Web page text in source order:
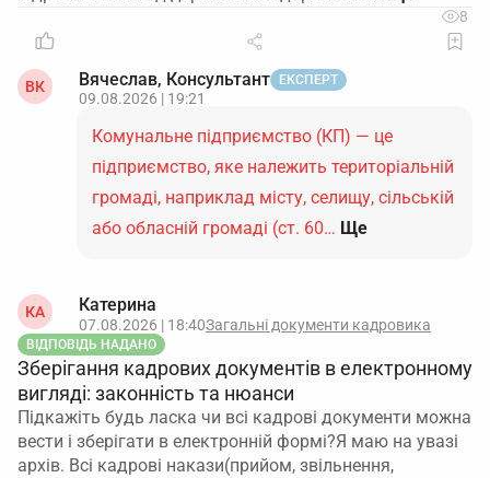
8
ВК Вячеслав, Консультант ЕКСПЕРТ
09.08.2026 | 19:21
Комунальне підприємство (КП) — це
підприємство, яке належить територіальній
громаді, наприклад місту, селищу, сільській
або обласній громаді (ст. 60… Ще
КА Катерина
07.08.2026 | 18:40Загальні документи кадровика
ВІДПОВІДЬ НАДАНО
Зберігання кадрових документів в електронному
вигляді: законність та нюанси
Підкажіть будь ласка чи всі кадрові документи можна
вести і зберігати в електронній формі?Я маю на увазі
архів. Всі кадрові накази(прийом, звільнення,